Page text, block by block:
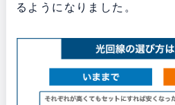
るようになりました。